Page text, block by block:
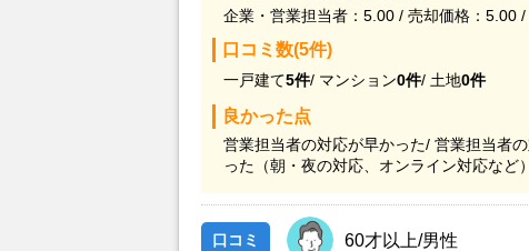
企業・営業担当者：5.00 / 売却価格：5.00
口コミ数(5件)
一戸建て5件/ マンション0件/ 土地0件
良かった点
営業担当者の対応が早かった/ 営業担当者
った（朝・夜の対応、オンライン対応など
口コミ 60才以上/男性